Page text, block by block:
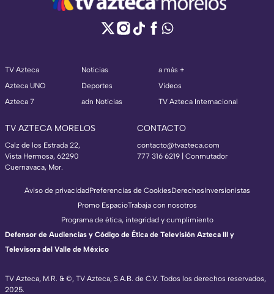
TV Azteca
Azteca UNO
Azteca 7
Noticias
Deportes
adn Noticias
a más +
Videos
TV Azteca Internacional
TV AZTECA MORELOS
Calz de los Estrada 22,
Vista Hermosa, 62290
Cuernavaca, Mor.
CONTACTO
contacto@tvazteca.com
777 316 6219 | Conmutador
TV Azteca, M.R. & ©, TV Azteca, S.A.B. de C.V. Todos los derechos reservados,
2025.
Aviso de privacidadPreferencias de CookiesDerechosInversionistas
Promo EspacioTrabaja con nosotros
Programa de ética, integridad y cumplimiento
Defensor de Audiencias y Código de Ética de Televisión Azteca III y
Televisora del Valle de México